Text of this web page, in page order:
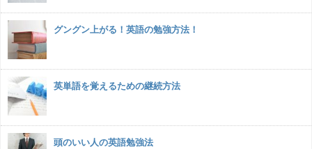
グングン上がる！英語の勉強方法！
英単語を覚えるための継続方法
頭のいい人の英語勉強法